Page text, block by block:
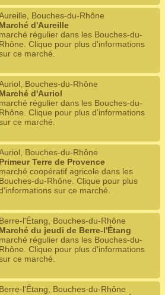
Bouches-du-Rhône
Marché d'Aureille
marché régulier dans les Bouches-du-
Rhône. Clique pour plus d'informations
ce marché.
Bouches-du-Rhône
Marché d'Auriol
marché régulier dans les Bouches-du-
Rhône. Clique pour plus d'informations
ce marché.
Bouches-du-Rhône
Primeur Terre de Provence
marché coopératif agricole dans les
Bouches-du-Rhône. Clique pour plus
sur ce marché.
Berre-l'Étang, Bouches-du-Rhône
Marché du jeudi de Berre-l'Étang
marché régulier dans les Bouches-du-
Rhône. Clique pour plus d'informations
ce marché.
Berre-l'Étang, Bouches-du-Rhône